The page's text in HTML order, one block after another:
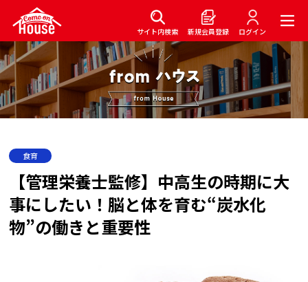
サイト内検索 新規会員登録 ログイン
食育
【管理栄養士監修】中高生の時期に大
事にしたい！脳と体を育む“炭水化
物”の働きと重要性